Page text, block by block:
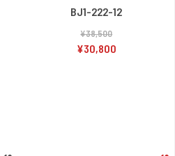
BJ1-222-12
¥38,500
¥30,800